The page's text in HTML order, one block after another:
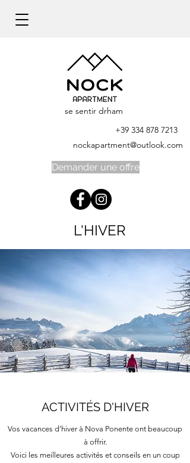
se sentir drham
+39 334 878 7213
nockapartment@outlook.com
Demander une offre
L'HIVER
ACTIVITÉS D'HIVER
Vos vacances d'hiver à Nova Ponente ont beaucoup
à offrir.
Voici les meilleures activités et conseils en un coup